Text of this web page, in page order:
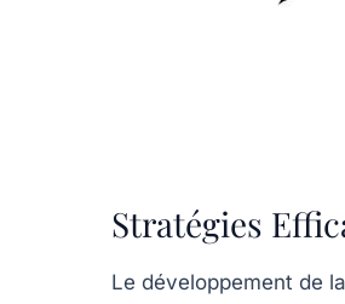
Stratégies
Le développement de